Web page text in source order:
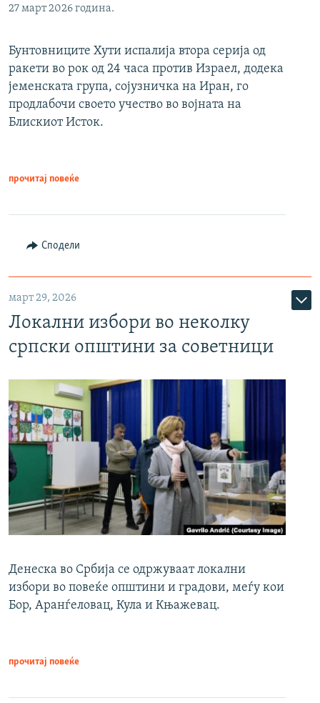
27 март 2026 година.
Бунтовниците Хути испалија втора серија од
ракети во рок од 24 часа против Израел, додека
јеменската група, сојузничка на Иран, го
продлабочи своето учество во војната на
Блискиот Исток.
прочитај повеќе
Сподели
март 29, 2026
Локални избори во неколку
српски општини за советници
Денеска во Србија се одржуваат локални
избори во повеќе општини и градови, меѓу кои
Бор, Аранѓеловац, Кула и Књажевац.
прочитај повеќе